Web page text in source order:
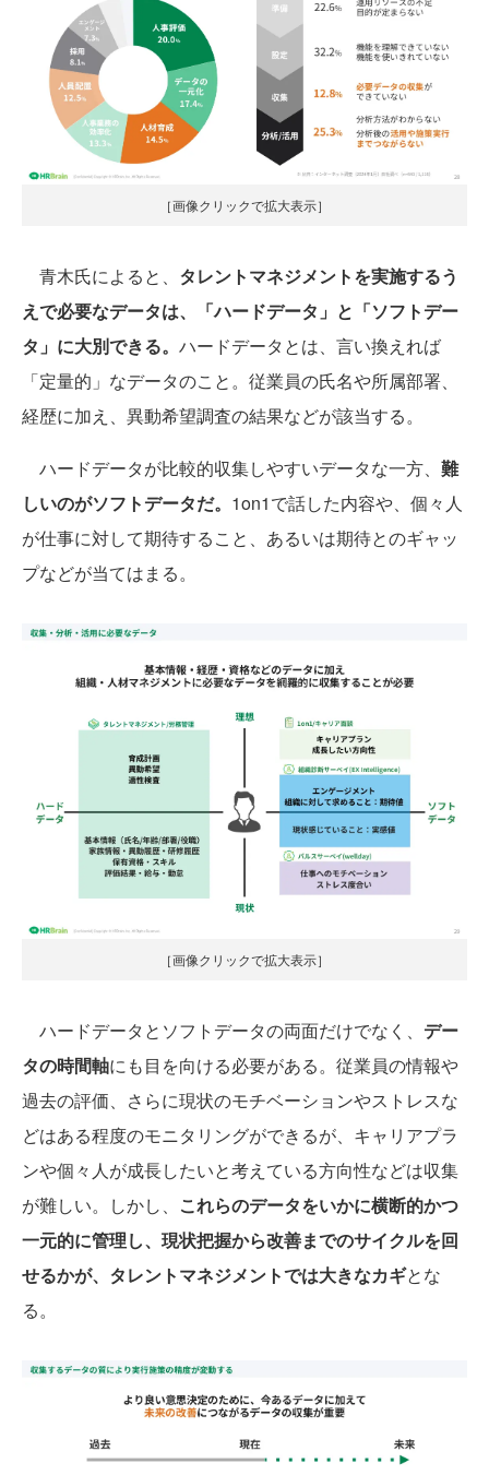
［画像クリックで拡大表示］
青木氏によると、 タレントマネジメントを実施するう
えで必要なデータは、「ハードデータ」と「ソフトデー
タ」に大別できる。 ハードデータとは、言い換えれば
「定量的」なデータのこと。従業員の氏名や所属部署、
経歴に加え、異動希望調査の結果などが該当する。
ハードデータが比較的収集しやすいデータな一方、 難
しいのがソフトデータだ。 1on1で話した内容や、個々人
が仕事に対して期待すること、あるいは期待とのギャッ
プなどが当てはまる。
［画像クリックで拡大表示］
ハードデータとソフトデータの両面だけでなく、 デー
タの時間軸にも目を向ける必要がある。従業員の情報や
過去の評価、さらに現状のモチベーションやストレスな
どはある程度のモニタリングができるが、キャリアプラ
ンや個々人が成長したいと考えている方向性などは収集
が難しい。しかし、 これらのデータをいかに横断的かつ
一元的に管理し、現状把握から改善までのサイクルを回
せるかが、タレントマネジメントでは大きなカギとな
る。